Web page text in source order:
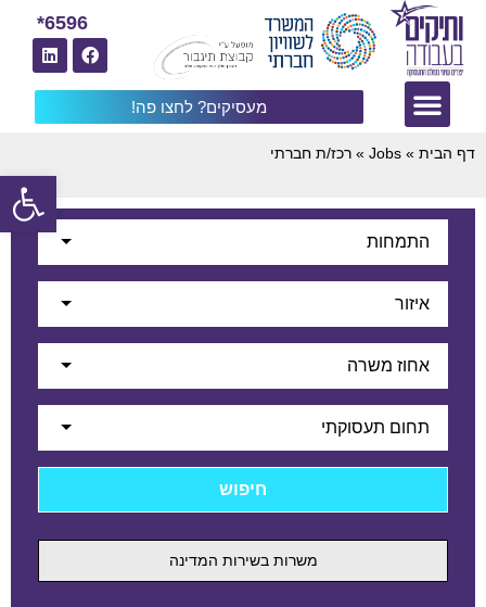
מעסיקים? לחצו פה!
6596*
דף הבית »
Jobs
» רכז/ת חברתי
התמחות
איזור
אחוז משרה
תחום תעסוקתי
משרות בשירות המדינה